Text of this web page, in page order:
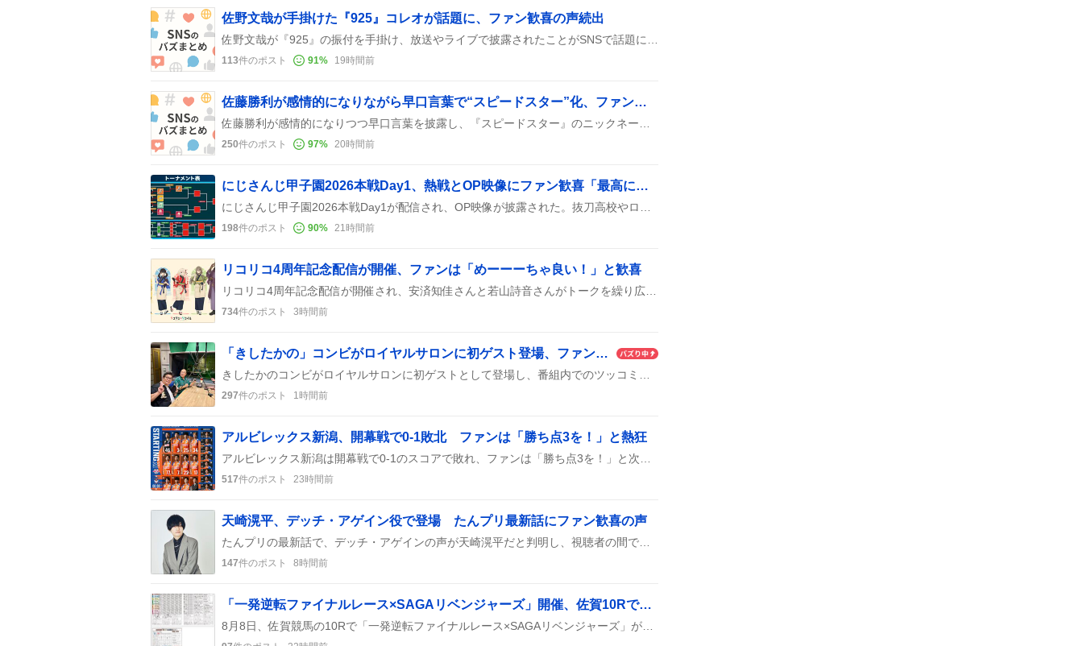
佐野文哉が手掛けた『925』コレオが話題に、ファン歓喜の声続出
佐野文哉が『925』の振付を手掛け、放送やライブで披露されたことがSNSで話題になり、ファンからは「文哉くんのコレオ最高」や「もう一度見たい」などのリアクションが多数寄せられている。
113件のポスト 91% 19時間前
佐藤勝利が感情的になりながら早口言葉で“スピードスター”化、ファンが意味を追問し盛り上がり
佐藤勝利が感情的になりつつ早口言葉を披露し、『スピードスター』のニックネームがSNSで広がり、ファンが意味を尋ねながら盛り上がっている様子が見られる。
250件のポスト 97% 20時間前
にじさんじ甲子園2026本戦Day1、熱戦とOP映像にファン歓喜「最高に楽しかった」
にじさんじ甲子園2026本戦Day1が配信され、OP映像が披露された。抜刀高校やロイヤルナイツなどが熱戦を繰り広げ、ファンは「最高に楽しかった」「勝利だ」などと歓喜しながら観戦した。
198件のポスト 90% 21時間前
リコリコ4周年記念配信が開催、ファンは「めーーーちゃ良い！」と歓喜
リコリコ4周年記念配信が開催され、安済知佳さんと若山詩音さんがトークを繰り広げ、コラボ情報やグッズが次々と紹介された。新作アニメ情報は出なかったものの、ファンは盛り上がった様子。
734件のポスト 3時間前
「きしたかの」コンビがロイヤルサロンに初ゲスト登場、ファンが歓喜
きしたかのコンビがロイヤルサロンに初ゲストとして登場し、番組内でのツッコミやトークが大盛り上がり。舘様にビッグサンダー喝Tシャツがプレゼントされたことも話題に。
297件のポスト 1時間前
アルビレックス新潟、開幕戦で0-1敗北 ファンは「勝ち点3を！」と熱狂
アルビレックス新潟は開幕戦で0-1のスコアで敗れ、ファンは「勝ち点3を！」と次戦への意気込みを語り、スタジアムや配信での応援が盛り上がった様子が見られた。
517件のポスト 23時間前
天崎滉平、デッチ・アゲイン役で登場 たんプリ最新話にファン歓喜の声
たんプリの最新話で、デッチ・アゲインの声が天崎滉平だと判明し、視聴者の間で「天崎さんきちゃぁぁぁ！」と歓声が上がり、次回や映画のゲスト声優情報に期待が高まっている。
147件のポスト 8時間前
「一発逆転ファイナルレース×SAGAリベンジャーズ」開催、佐賀10Rで予想熱狂
8月8日、佐賀競馬の10Rで「一発逆転ファイナルレース×SAGAリベンジャーズ」が開催された。高知ファイナルとコラボした記者選抜レースで、無料予想や穴馬情報がSNSにあふれ、ファンが「メッチャ当たる」や「一撃狙い」などと盛り上がっていた。熱い応援コメントが続き、レース前の期待感が高まっていた。